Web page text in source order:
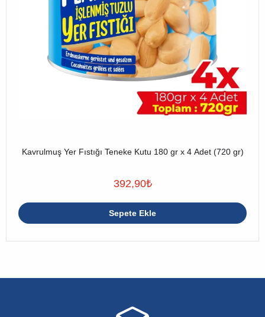
Kavrulmuş Yer Fıstığı Teneke Kutu 180 gr x 4 Adet (720 gr)
392,90₺
Sepete Ekle